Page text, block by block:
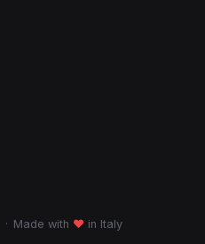
· Made with ♥ in Italy